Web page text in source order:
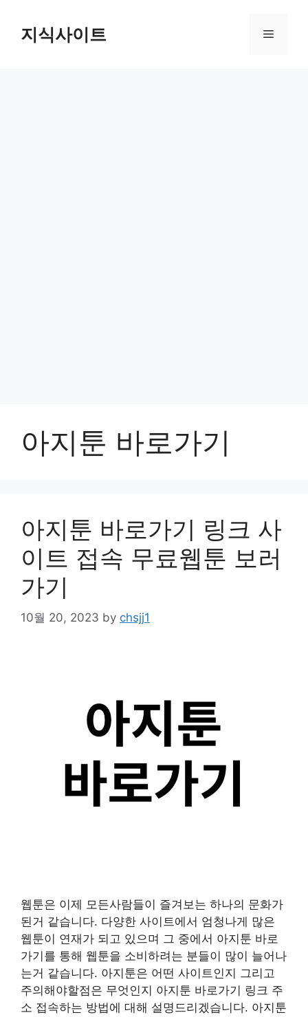
content지식사이트 Menu
아지툰 바로가기
아지툰 바로가기 링크 사
이트 접속 무료웹툰 보러
가기
10월 20, 2023 by chsjj1
웹툰은 이제 모든사람들이 즐겨보는 하나의 문화가
된거 같습니다. 다양한 사이트에서 엄청나게 많은
웹툰이 연재가 되고 있으며 그 중에서 아지툰 바로
가기를 통해 웹툰을 소비하려는 분들이 많이 늘어나
는거 같습니다. 아지툰은 어떤 사이트인지 그리고
주의해야할점은 무엇인지 아지툰 바로가기 링크 주
소 접속하는 방법에 대해 설명드리겠습니다. 아지툰